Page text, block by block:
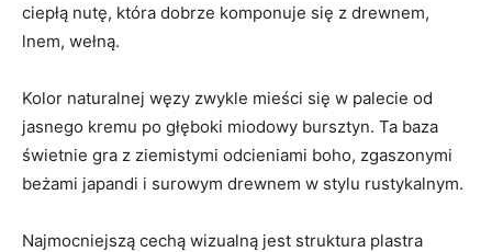
ciepłą nutę, która dobrze komponuje się z drewnem,
lnem, wełną.
Kolor naturalnej węzy zwykle mieści się w palecie od
jasnego kremu po głęboki miodowy bursztyn. Ta baza
świetnie gra z ziemistymi odcieniami boho, zgaszonymi
beżami japandi i surowym drewnem w stylu rustykalnym.
Najmocniejszą cechą wizualną jest struktura plastra